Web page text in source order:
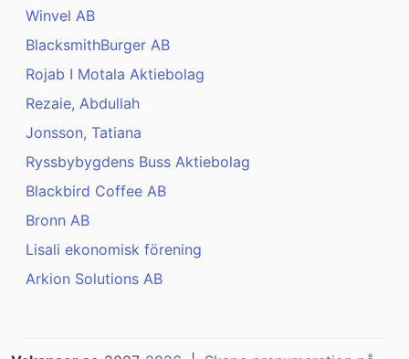
Winvel AB
BlacksmithBurger AB
Rojab I Motala Aktiebolag
Rezaie, Abdullah
Jonsson, Tatiana
Ryssbybygdens Buss Aktiebolag
Blackbird Coffee AB
Bronn AB
Lisali ekonomisk förening
Arkion Solutions AB